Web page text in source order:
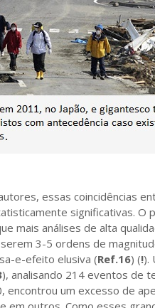
essas coincidências
significativas. O
mais análises de alta
3-5 ordens de
e-efeito elusiva (Ref.16) (!).
), analisando 214 eventos de
encontrou um excesso de